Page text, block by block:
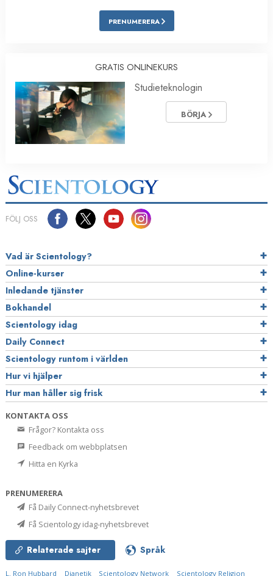
PRENUMERERA
GRATIS ONLINEKURS
Studieteknologin
BÖRJA
FÖLJ OSS
Vad är Scientology?
Online-kurser
Inledande tjänster
Bokhandel
Scientology idag
Daily Connect
Scientology runtom i världen
Hur vi hjälper
Hur man håller sig frisk
KONTAKTA OSS
Frågor? Kontakta oss
Feedback om webbplatsen
Hitta en Kyrka
PRENUMERERA
Få Daily Connect-nyhetsbrevet
Få Scientology idag-nyhetsbrevet
Relaterade sajter Språk
L. Ron Hubbard Dianetik Scientology Network Scientology Religion